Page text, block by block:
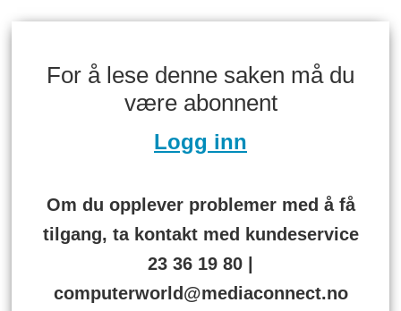
For å lese denne saken må du
være abonnent
Logg inn
Om du opplever problemer med å få
tilgang, ta kontakt med kundeservice
23 36 19 80 |
computerworld@mediaconnect.no